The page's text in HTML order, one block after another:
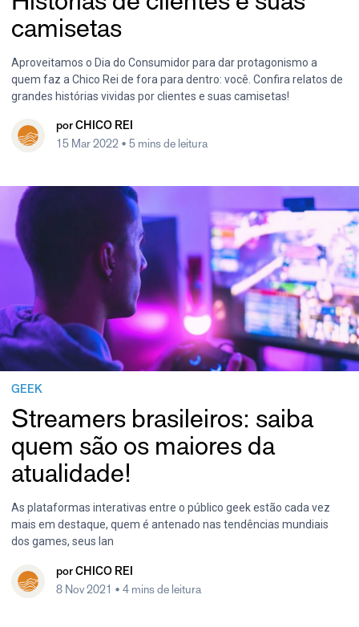
camisetas
Aproveitamos o Dia do Consumidor para dar protagonismo a
quem faz a Chico Rei de fora para dentro: você. Confira relatos de
grandes histórias vividas por clientes e suas camisetas!
por CHICO REI
15 Mar 2022 • 5 mins de leitura
GEEK
Streamers brasileiros: saiba
quem são os maiores da
atualidade!
As plataformas interativas entre o público geek estão cada vez
mais em destaque, quem é antenado nas tendências mundiais
dos games, seus lan
por CHICO REI
8 Nov 2021 • 4 mins de leitura